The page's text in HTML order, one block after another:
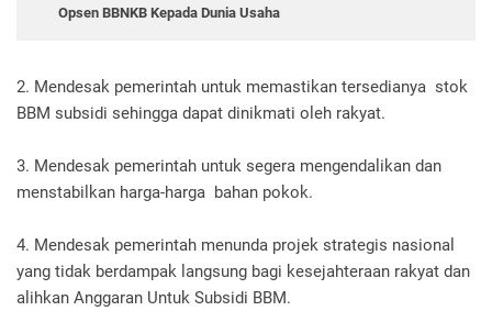
Opsen BBNKB Kepada Dunia Usaha
2. Mendesak pemerintah untuk memastikan tersedianya stok
BBM subsidi sehingga dapat dinikmati oleh rakyat.
3. Mendesak pemerintah untuk segera mengendalikan dan
menstabilkan harga-harga bahan pokok.
4. Mendesak pemerintah menunda projek strategis nasional
yang tidak berdampak langsung bagi kesejahteraan rakyat dan
alihkan Anggaran Untuk Subsidi BBM.